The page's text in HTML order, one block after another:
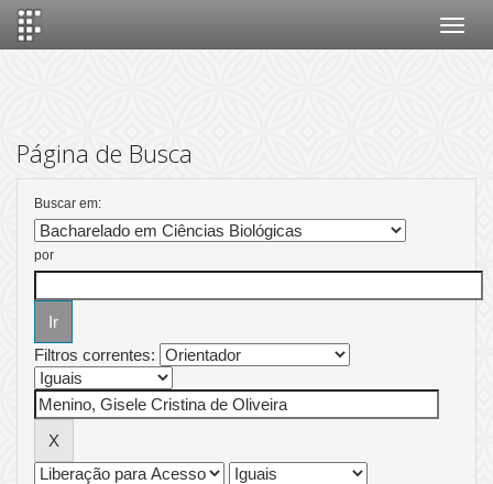
Página de Busca
Buscar em:
por
Filtros correntes: